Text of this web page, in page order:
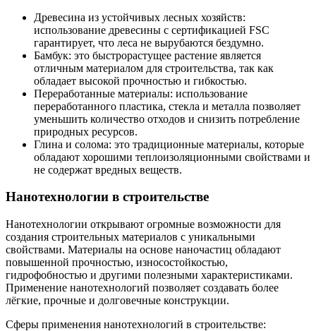
Древесина из устойчивых лесных хозяйств:
использование древесины с сертификацией FSC
гарантирует, что леса не вырубаются бездумно.
Бамбук: это быстрорастущее растение является
отличным материалом для строительства, так как
обладает высокой прочностью и гибкостью.
Переработанные материалы: использование
переработанного пластика, стекла и металла позволяет
уменьшить количество отходов и снизить потребление
природных ресурсов.
Глина и солома: это традиционные материалы, которые
обладают хорошими теплоизоляционными свойствами и
не содержат вредных веществ.
Нанотехнологии в строительстве
Нанотехнологии открывают огромные возможности для
создания строительных материалов с уникальными
свойствами. Материалы на основе наночастиц обладают
повышенной прочностью, износостойкостью,
гидрофобностью и другими полезными характеристиками.
Применение нанотехнологий позволяет создавать более
лёгкие, прочные и долговечные конструкции.
Сферы применения нанотехнологий в строительстве: